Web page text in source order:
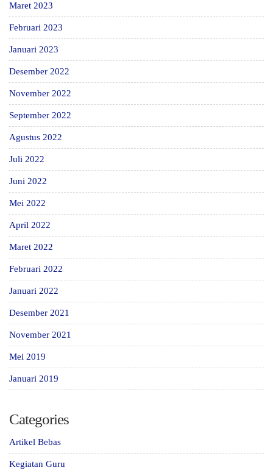
Maret 2023
Februari 2023
Januari 2023
Desember 2022
November 2022
September 2022
Agustus 2022
Juli 2022
Juni 2022
Mei 2022
April 2022
Maret 2022
Februari 2022
Januari 2022
Desember 2021
November 2021
Mei 2019
Januari 2019
Categories
Artikel Bebas
Kegiatan Guru